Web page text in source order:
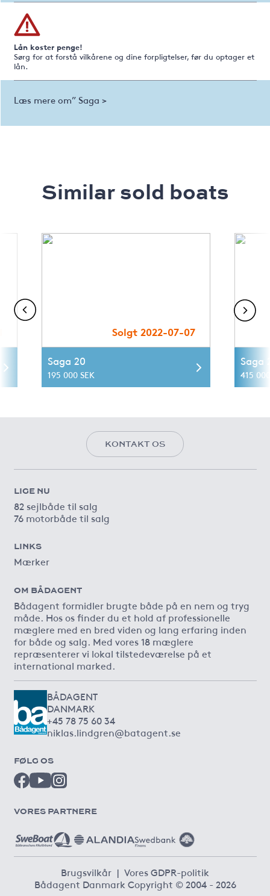
Lån koster penge!
Sørg for at forstå vilkårene og dine forpligtelser, før du optager et
lån.
Læs mere om” Saga >
Similar sold boats
Solgt 2022-07-07
Saga 20
195 000 SEK
Saga
415
KONTAKT OS
LIGE NU
82 sejlbåde til salg
76 motorbåde til salg
LINKS
Mærker
OM BÅDAGENT
Bådagent formidler brugte både på en nem og tryg
måde. Hos os finder du et hold af professionelle
mæglere med en bred viden og lang erfaring inden
for både og salg. Med vores 18 mæglere
repræsenterer vi lokal tilstedeværelse på et
international marked.
BÅDAGENT
DANMARK
+45 78 75 60 34
niklas.lindgren@batagent.se
FØLG OS
VORES PARTNERE
Brugsvilkår | Vores GDPR-politik
Bådagent Danmark Copyright © 2004 - 2026